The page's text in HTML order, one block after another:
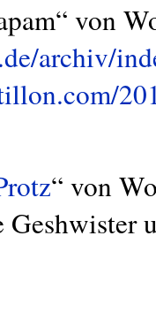
von
archiv/
“ von
Geshwister